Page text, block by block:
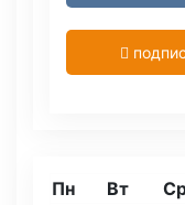
Пн Вт